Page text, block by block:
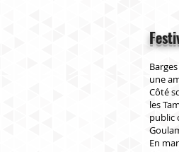
une
Côté
les
public
En